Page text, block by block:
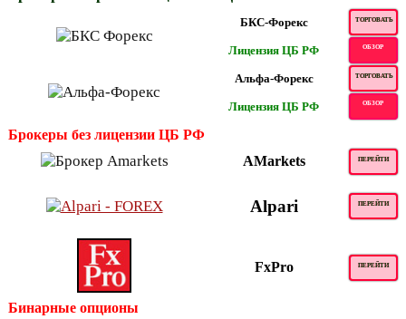
БКС-Форекс ТОРГОВАТЬ
Лицензия ЦБ РФ ОБЗОР
Альфа-Форекс ТОРГОВАТЬ
Лицензия ЦБ РФ ОБЗОР
Брокеры без лицензии ЦБ РФ
AMarkets
ПЕРЕЙТИ
Alpari ПЕРЕЙТИ
FxPro ПЕРЕЙТИ
Бинарные опционы